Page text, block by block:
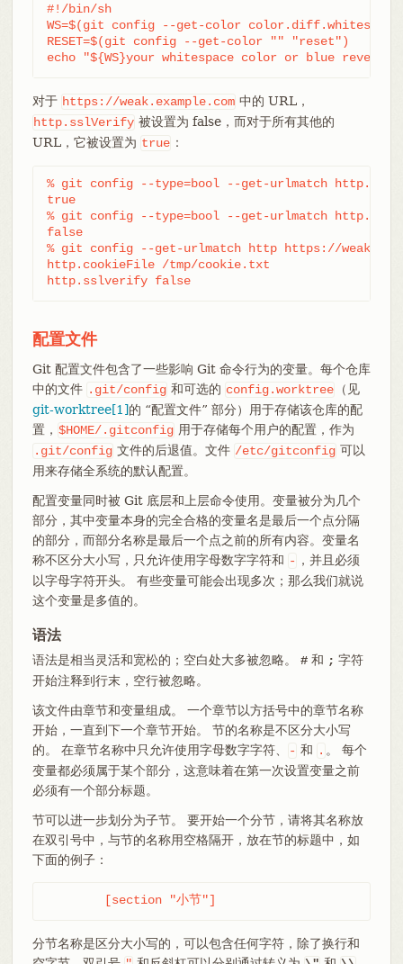
#!/bin/sh
WS=$(git config --get-color
RESET=$(git config --get-color "" "reset")
echo "${WS}your whitespace color or blue
对于 https://weak.example.com 中的 URL，
http.sslVerify 被设置为 false，而对于所有其他的
URL，它被设置为 true ：
% git config --type=bool --get-urlmatch
true
% git config --type=bool --get-urlmatch
false
% git config --get-urlmatch http https://
http.cookieFile /tmp/cookie.txt
http.sslverify false
配置文件
Git 配置文件包含了一些影响 Git 命令行为的变量。每个仓库
中的文件 .git/config 和可选的 config.worktree （见
git-worktree[1]的 “配置文件” 部分）用于存储该仓库的配
置， $HOME/.gitconfig 用于存储每个用户的配置，作为
.git/config 文件的后退值。文件 /etc/gitconfig 可以
用来存储全系统的默认配置。
配置变量同时被 Git 底层和上层命令使用。变量被分为几个
部分，其中变量本身的完全合格的变量名是最后一个点分隔
的部分，而部分名称是最后一个点之前的所有内容。变量名
称不区分大小写，只允许使用字母数字字符和 - ，并且必须
以字母字符开头。 有些变量可能会出现多次；那么我们就说
这个变量是多值的。
语法
语法是相当灵活和宽松的；空白处大多被忽略。 #和 ; 字符
开始注释到行末，空行被忽略。
该文件由章节和变量组成。 一个章节以方括号中的章节名称
开始，一直到下一个章节开始。 节的名称是不区分大小写
的。 在章节名称中只允许使用字母数字字符、
- 和 . 。 每个
变量都必须属于某个部分，这意味着在第一次设置变量之前
必须有一个部分标题。
节可以进一步划分为子节。 要开始一个分节，请将其名称放
在双引号中，与节的名称用空格隔开，放在节的标题中，如
下面的例子：
	[section "小节"]
分节名称是区分大小写的，可以包含任何字符，除了换行和